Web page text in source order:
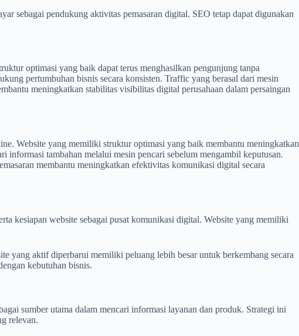
sebagai pendukung aktivitas pemasaran digital. SEO tetap dapat digunakan
optimasi yang baik dapat terus menghasilkan pengunjung tanpa
pertumbuhan bisnis secara konsisten. Traffic yang berasal dari mesin
meningkatkan stabilitas visibilitas digital perusahaan dalam persaingan
Website yang memiliki struktur optimasi yang baik membantu meningkatkan
informasi tambahan melalui mesin pencari sebelum mengambil keputusan.
membantu meningkatkan efektivitas komunikasi digital secara
kesiapan website sebagai pusat komunikasi digital. Website yang memiliki
yang aktif diperbarui memiliki peluang lebih besar untuk berkembang secara
kebutuhan bisnis.
sumber utama dalam mencari informasi layanan dan produk. Strategi ini
relevan.